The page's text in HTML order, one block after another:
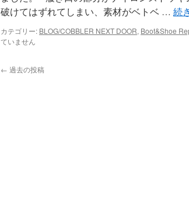
破けてはずれてしまい、素材がベトベ … 続
カテゴリー: BLOG/COBBLER NEXT DOOR, Boot&Shoe
ていません
← 過去の投稿